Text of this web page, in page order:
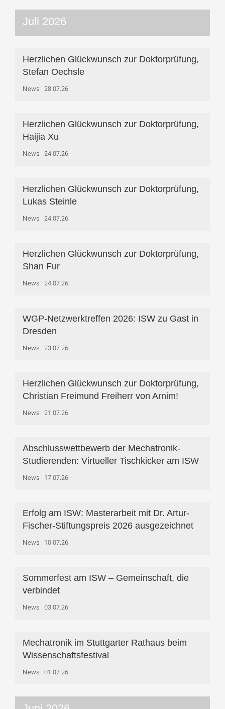
Juli 2026
Herzlichen Glückwunsch zur Doktorprüfung,
Stefan Oechsle
News 28.07.26
Herzlichen Glückwunsch zur Doktorprüfung,
Haijia Xu
News 24.07.26
Herzlichen Glückwunsch zur Doktorprüfung,
Lukas Steinle
News 24.07.26
Herzlichen Glückwunsch zur Doktorprüfung,
Shan Fur
News 24.07.26
WGP-Netzwerktreffen 2026: ISW zu Gast in
Dresden
News 23.07.26
Herzlichen Glückwunsch zur Doktorprüfung,
Christian Freimund Freiherr von Arnim!
News 21.07.26
Abschlusswettbewerb der Mechatronik-
Studierenden: Virtueller Tischkicker am ISW
News 17.07.26
Erfolg am ISW: Masterarbeit mit Dr. Artur-
Fischer-Stiftungspreis 2026 ausgezeichnet
News 10.07.26
Sommerfest am ISW – Gemeinschaft, die
verbindet
News 03.07.26
Mechatronik im Stuttgarter Rathaus beim
Wissenschaftsfestival
News 01.07.26